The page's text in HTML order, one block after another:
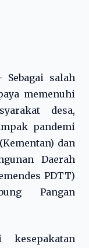
Sebagai salah
memenuhi
desa,
pandemi
dan
Daerah
PDTT)
Pangan